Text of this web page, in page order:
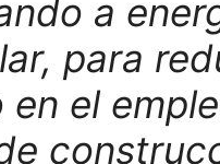
a
para
en el